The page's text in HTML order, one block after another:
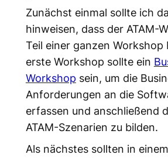
Zunächst einmal sollte ich
hinweisen, dass der ATAM-
Teil einer ganzen Workshop
erste Workshop sollte ein
Workshop sein, um die
Anforderungen an die
erfassen und anschließend
ATAM-Szenarien zu bilden.
Als nächstes sollten in einem